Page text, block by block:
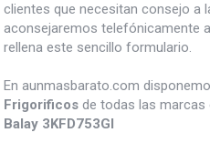
clientes que necesitan consejo a
aconsejaremos telefónicamente
rellena este sencillo formulario.
En aunmasbarato.com
Frigorificos de todas las
Balay 3KFD753GI